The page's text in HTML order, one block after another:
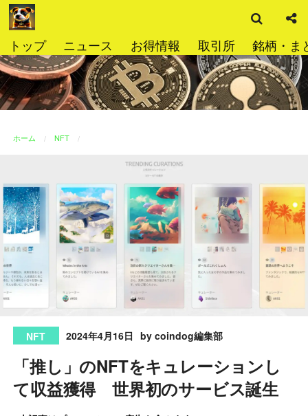
コ
ン
ン
ツ
へ
ス
トップ ニュース お得情報 取引所 銘柄・ま
索
ホーム NFT
NFT 2024年4月16日 by coindog編集部
「推し」のNFTをキュレーションし
て収益獲得 世界初のサービス誕生